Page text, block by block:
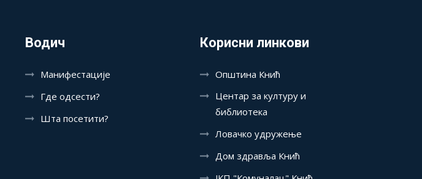
Водич
Манифестације
Где одсести?
Шта посетити?
Корисни линкови
Општина Кнић
Центар за културу и
библиотека
Ловачко удружење
Дом здравља Кнић